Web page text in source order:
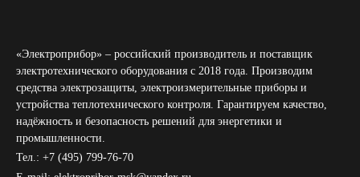
«Электроприбор» – российский производитель и поставщик
электротехнического оборудования с 2018 года. Производим
средства электрозащиты, электроизмерительные приборы и
устройства теплотехнического контроля. Гарантируем качество,
надёжность и безопасность решений для энергетики и
промышленности.
Тел.: +7 (495) 799-76-70